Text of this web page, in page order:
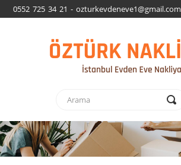
0552 725 34 21 - ozturkevdeneve1@gmail.com